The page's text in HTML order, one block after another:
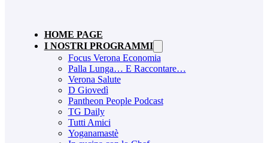
HOME PAGE
I NOSTRI PROGRAMMI
Focus Verona Economia
Palla Lunga… E Raccontare…
Verona Salute
D Giovedì
Pantheon People Podcast
TG Daily
Tutti Amici
Yoganamastè